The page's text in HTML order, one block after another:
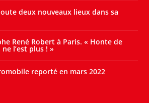
deux nouveaux lieux dans sa
René Robert à Paris. « Honte de
l’est plus ! »
reporté en mars 2022